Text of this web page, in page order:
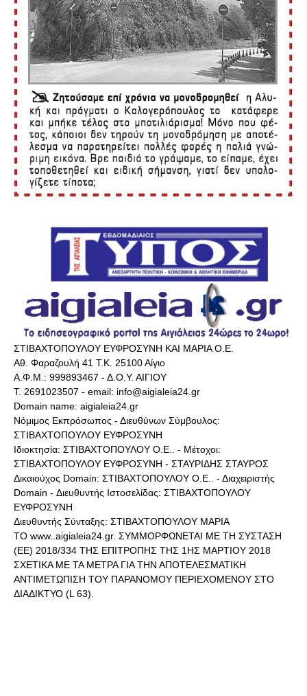
ΣΤΙΒΑΧΤΟΠΟΥΛΟΥ ΕΥΦΡΟΣΥΝΗ ΚΑΙ ΜΑΡΙΑ Ο.Ε.
Αθ. Φαραζουλή 41 Τ.Κ. 25100 Αίγιο
Α.Φ.Μ.: 999893467 - Δ.Ο.Υ. ΑΙΓΙΟΥ
Τ. 2691023507 - email: info@aigialeia24.gr
Domain name: aigialeia24.gr
Νόμιμος Εκπρόσωπος - Διευθύνων Σύμβουλος:
ΣΤΙΒΑΧΤΟΠΟΥΛΟΥ ΕΥΦΡΟΣΥΝΗ
Ιδιοκτησία: ΣΤΙΒΑΧΤΟΠΟΥΛΟΥ Ο.Ε.. - Μέτοχοι:
ΣΤΙΒΑΧΤΟΠΟΥΛΟΥ ΕΥΦΡΟΣΥΝΗ - ΣΤΑΥΡΙΔΗΣ ΣΤΑΥΡΟΣ
Δικαιούχος Domain: ΣΤΙΒΑΧΤΟΠΟΥΛΟΥ Ο.Ε.. - Διαχειριστής
Domain - Διευθυντής Ιστοσελίδας: ΣΤΙΒΑΧΤΟΠΟΥΛΟΥ
ΕΥΦΡΟΣΥΝΗ
Διευθυντής Σύνταξης: ΣΤΙΒΑΧΤΟΠΟΥΛΟΥ ΜΑΡΙΑ
ΤΟ www..aigialeia24.gr. ΣΥΜΜΟΡΦΩΝΕΤΑΙ ΜΕ ΤΗ ΣΥΣΤΑΣΗ
(ΕΕ) 2018/334 ΤΗΣ ΕΠΙΤΡΟΠΗΣ ΤΗΣ 1ΗΣ ΜΑΡΤΙΟΥ 2018
ΣΧΕΤΙΚΑ ΜΕ ΤΑ ΜΕΤΡΑ ΓΙΑ ΤΗΝ ΑΠΟΤΕΛΕΣΜΑΤΙΚΗ
ΑΝΤΙΜΕΤΩΠΙΣΗ ΤΟΥ ΠΑΡΑΝΟΜΟΥ ΠΕΡΙΕΧΟΜΕΝΟΥ ΣΤΟ
ΔΙΑΔΙΚΤΥΟ (L 63).